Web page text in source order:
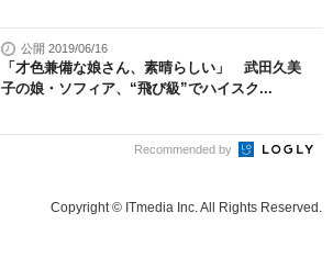
公開 2019/06/16
「才色兼備な娘さん、素晴らしい」 武田久美
子の娘・ソフィア、“飛び級”でハイスク...
Recommended by
Copyright © ITmedia Inc. All Rights Reserved.